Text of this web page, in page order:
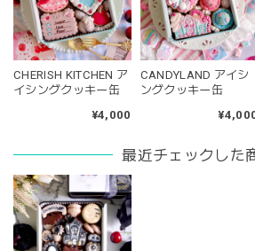
CHERISH KITCHEN ア
イシングクッキー缶
¥4,000
CANDYLAND アイシ
ングクッキー缶
最近チェックした